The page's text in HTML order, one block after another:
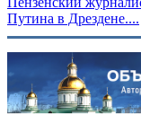
Путина в Дрездене....